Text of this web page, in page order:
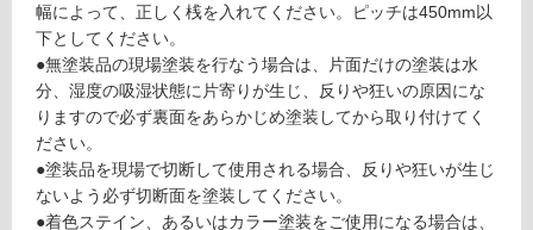
ロ
ー
リ
ン
幅によって、正しく桟を入れてください。ピッチは450mm以
下としてください。
●無塗装品の現場塗装を行なう場合は、片面だけの塗装は水
分、湿度の吸湿状態に片寄りが生じ、反りや狂いの原因にな
りますので必ず裏面をあらかじめ塗装してから取り付けてく
ださい。
●塗装品を現場で切断して使用される場合、反りや狂いが生じ
ないよう必ず切断面を塗装してください。
●着色ステイン、あるいはカラー塗装をご使用になる場合は、